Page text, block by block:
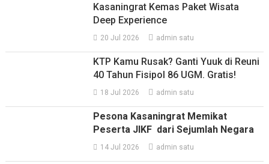
Kasaningrat Kemas Paket Wisata
Deep Experience
20 Jul 2026 admin satu
KTP Kamu Rusak? Ganti Yuuk di Reuni
40 Tahun Fisipol 86 UGM. Gratis!
18 Jul 2026 admin satu
Pesona Kasaningrat Memikat
Peserta JIKF dari Sejumlah Negara
14 Jul 2026 admin satu